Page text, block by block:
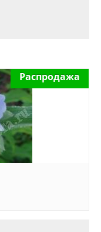
Распродажа